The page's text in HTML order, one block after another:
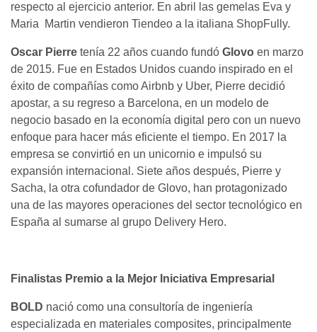
respecto al ejercicio anterior. En abril las gemelas Eva y
Maria Martin vendieron Tiendeo a la italiana ShopFully.
Oscar Pierre tenía 22 años cuando fundó Glovo en marzo
de 2015. Fue en Estados Unidos cuando inspirado en el
éxito de compañías como Airbnb y Uber, Pierre decidió
apostar, a su regreso a Barcelona, ​​en un modelo de
negocio basado en la economía digital pero con un nuevo
enfoque para hacer más eficiente el tiempo. En 2017 la
empresa se convirtió en un unicornio e impulsó su
expansión internacional. Siete años después, Pierre y
Sacha, la otra cofundador de Glovo, han protagonizado
una de las mayores operaciones del sector tecnológico en
España al sumarse al grupo Delivery Hero.
Finalistas Premio a la Mejor Iniciativa Empresarial
BOLD nació como una consultoría de ingeniería
especializada en materiales composites, principalmente